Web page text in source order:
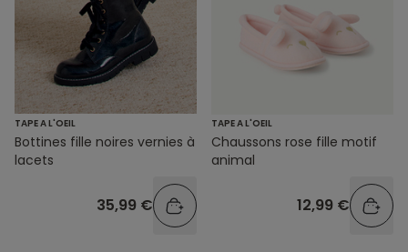
TAPE A L'OEIL
Bottines fille noires vernies à
lacets
35,99 €
TAPE A L'OEIL
Chaussons rose fille motif
animal
12,99 €